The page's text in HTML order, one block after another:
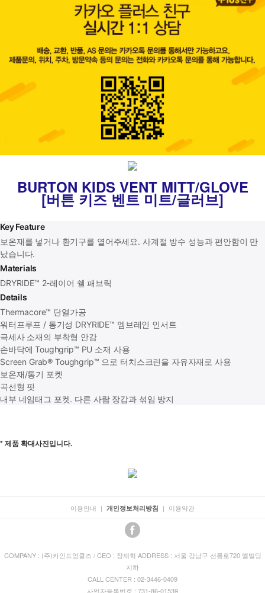
BURTON KIDS VENT MITT/GLOVE
[버튼 키즈 벤트 미트/글러브]
Key Feature
보온재를 넣거나 환기구를 열어주세요. 사계절 방수 성능과 편안함이 만
났습니다.
Materials
DRYRIDE™ 2-레이어 쉘 패브릭
Details
Thermacore™ 단열가공
워터프루프 / 통기성 DRYRIDE™ 멤브레인 인서트
극세사 소재의 부착형 안감
손바닥에 Toughgrip™ PU 소재 사용
Screen Grab® Toughgrip™ 으로 터치스크린을 자유자재로 사용
보온재/통기 포켓
곡선형 핏
내부 네임태그 포켓. 다른 사람 장갑과 섞임 방지
* 제품 확대사진입니다.
이용안내 | 개인정보처리방침 | 이용약관
COMPANY : (주)카인드엉클즈 / CEO : 장재혁 ADDRESS : 서울 강남구 선릉로720 엘빌딩
지하
CALL CENTER : 02-3446-0409
사업자등록번호 : 731-86-01539